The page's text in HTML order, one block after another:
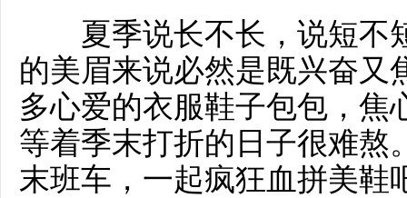
夏季说长不长，说短不
的美眉来说必然是既兴奋又
多心爱的衣服鞋子包包，焦
等着季末打折的日子很难熬
末班车，一起疯狂血拼美鞋